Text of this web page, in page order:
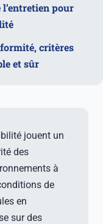
pour
critères
et sûr
jouent un
des
à
de
en
sur des